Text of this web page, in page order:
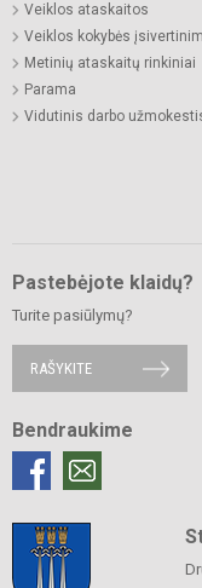
Veiklos ataskaitos
Veiklos kokybės
Metinių ataskaitų rinkiniai
Parama
Vidutinis darbo
Pastebėjote klaidų?
Turite pasiūlymų?
RAŠYKITE
Bendraukime